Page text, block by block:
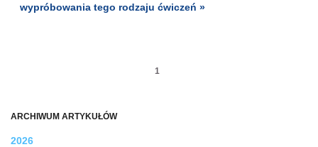
ARCHIWUM ARTYKUŁÓW
2026
wypróbowania tego rodzaju ćwiczeń »
1